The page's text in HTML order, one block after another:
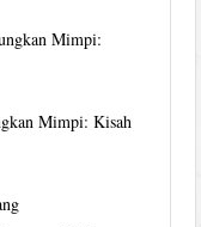
Mimpi:
Mimpi: Kisah